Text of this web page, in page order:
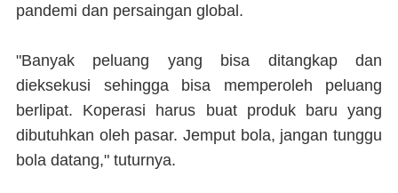
pandemi dan persaingan global.
"Banyak peluang yang bisa ditangkap dan
dieksekusi sehingga bisa memperoleh peluang
berlipat. Koperasi harus buat produk baru yang
dibutuhkan oleh pasar. Jemput bola, jangan tunggu
bola datang," tuturnya.